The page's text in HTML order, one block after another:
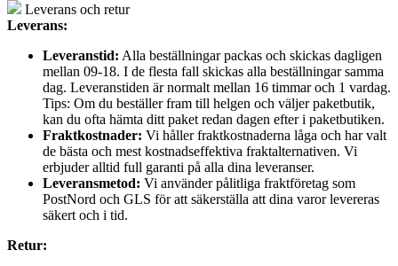
Leverans och retur
Leverans:
Leveranstid: Alla beställningar packas och skickas dagligen
mellan 09-18. I de flesta fall skickas alla beställningar samma
dag. Leveranstiden är normalt mellan 16 timmar och 1 vardag.
Tips: Om du beställer fram till helgen och väljer paketbutik,
kan du ofta hämta ditt paket redan dagen efter i paketbutiken.
Fraktkostnader: Vi håller fraktkostnaderna låga och har valt
de bästa och mest kostnadseffektiva fraktalternativen. Vi
erbjuder alltid full garanti på alla dina leveranser.
Leveransmetod: Vi använder pålitliga fraktföretag som
PostNord och GLS för att säkerställa att dina varor levereras
säkert och i tid.
Retur: